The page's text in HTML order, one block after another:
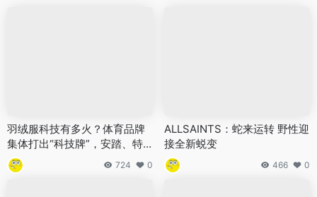
羽绒服科技有多火？体育品牌
集体打出“科技牌”，安踏、特
步、361°、斐乐、迪桑特……
724 0
ALLSAINTS：蛇来运转 野性迎
接全新蜕变
466 0